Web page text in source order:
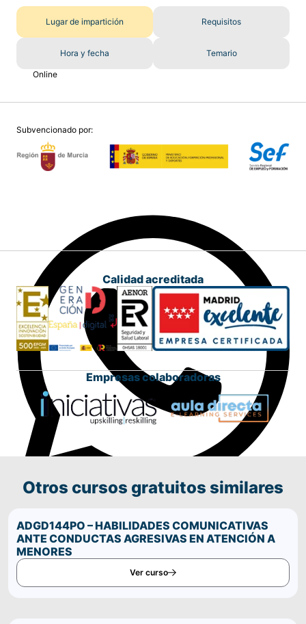
Lugar de impartición Requisitos
Hora y fecha Temario
Online
Subvencionado por:
Calidad acreditada
Empresas colaboradoras
Otros cursos gratuitos similares
ADGD144PO – HABILIDADES COMUNICATIVAS
ANTE CONDUCTAS AGRESIVAS EN ATENCIÓN A
MENORES
Ver curso